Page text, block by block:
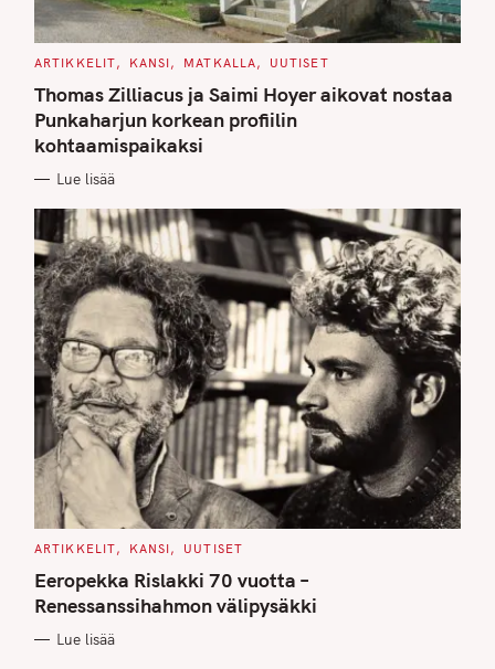
C
T
E
G
O
R
I
S
ARTIKKELIT KANSI MATKALLA UUTISET
Thomas Zilliacus ja Saimi Hoyer aikovat nostaa
Punkaharjun korkean profiilin
kohtaamispaikaksi
Lue lisää
C
T
E
G
O
I
ARTIKKELIT KANSI UUTISET
Eeropekka Rislakki 70 vuotta –
Renessanssihahmon välipysäkki
Lue lisää